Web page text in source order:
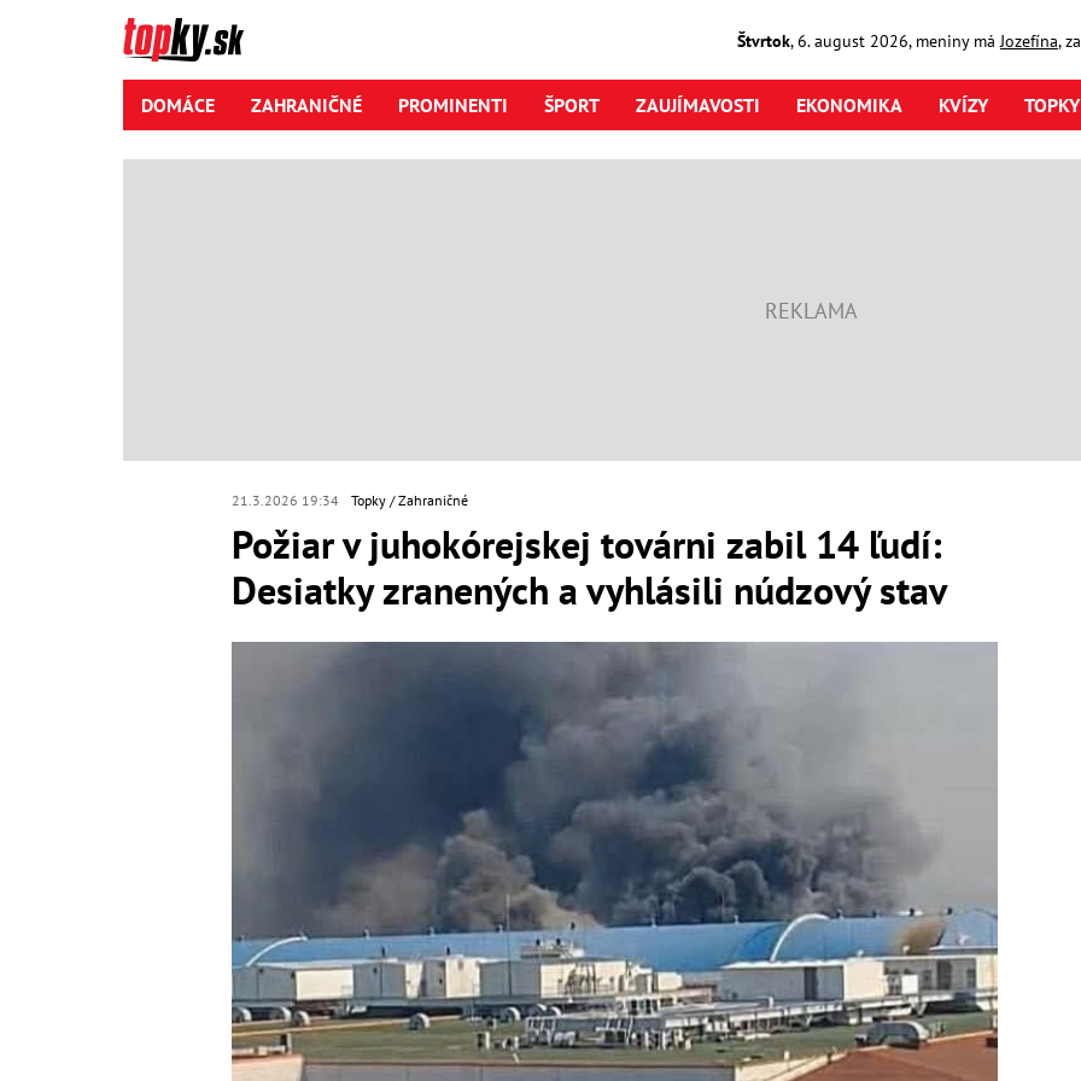
Štvrtok,6. august2026, meniny má Jozefína,
DOMÁCE ZAHRANIČNÉ PROMINENTI ŠPORT ZAUJÍMAVOSTI EKONOMIKA KVÍZY
21.3.2026 19:34 Topky Zahraničné
Požiar v juhokórejskej továrni zabil 14 ľudí:
Desiatky zranených a vyhlásili núdzový stav